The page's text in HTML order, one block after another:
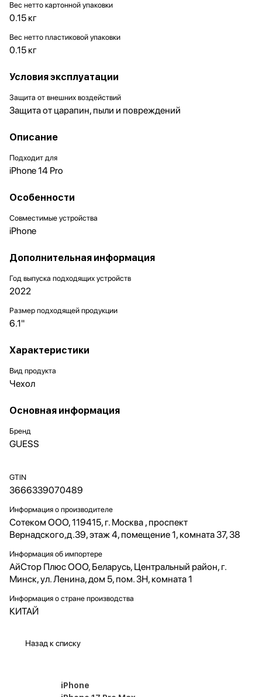
Вес нетто картонной упаковки
0.15 кг
Вес нетто пластиковой упаковки
0.15 кг
Условия эксплуатации
Защита от внешних воздействий
Защита от царапин, пыли и повреждений
Описание
Подходит для
iPhone 14 Pro
Особенности
Совместимые устройства
iPhone
Дополнительная информация
Год выпуска подходящих устройств
2022
Размер подходящей продукции
6.1"
Характеристики
Вид продукта
Чехол
Основная информация
Бренд
GUESS
GTIN
3666339070489
Информация о производителе
Сотеком ООО, 119415, г. Москва , проспект
Вернадского,д.39, этаж 4, помещение 1, комната 37, 38
Информация об импортере
АйСтор Плюс ООО, Беларусь, Центральный район, г.
Минск, ул. Ленина, дом 5, пом. 3Н, комната 1
Информация о стране производства
КИТАЙ
Назад к списку
iPhone